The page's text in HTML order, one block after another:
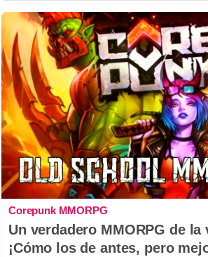
Corepunk MMORPG
Un verdadero MMORPG de la
¡Cómo los de antes, pero